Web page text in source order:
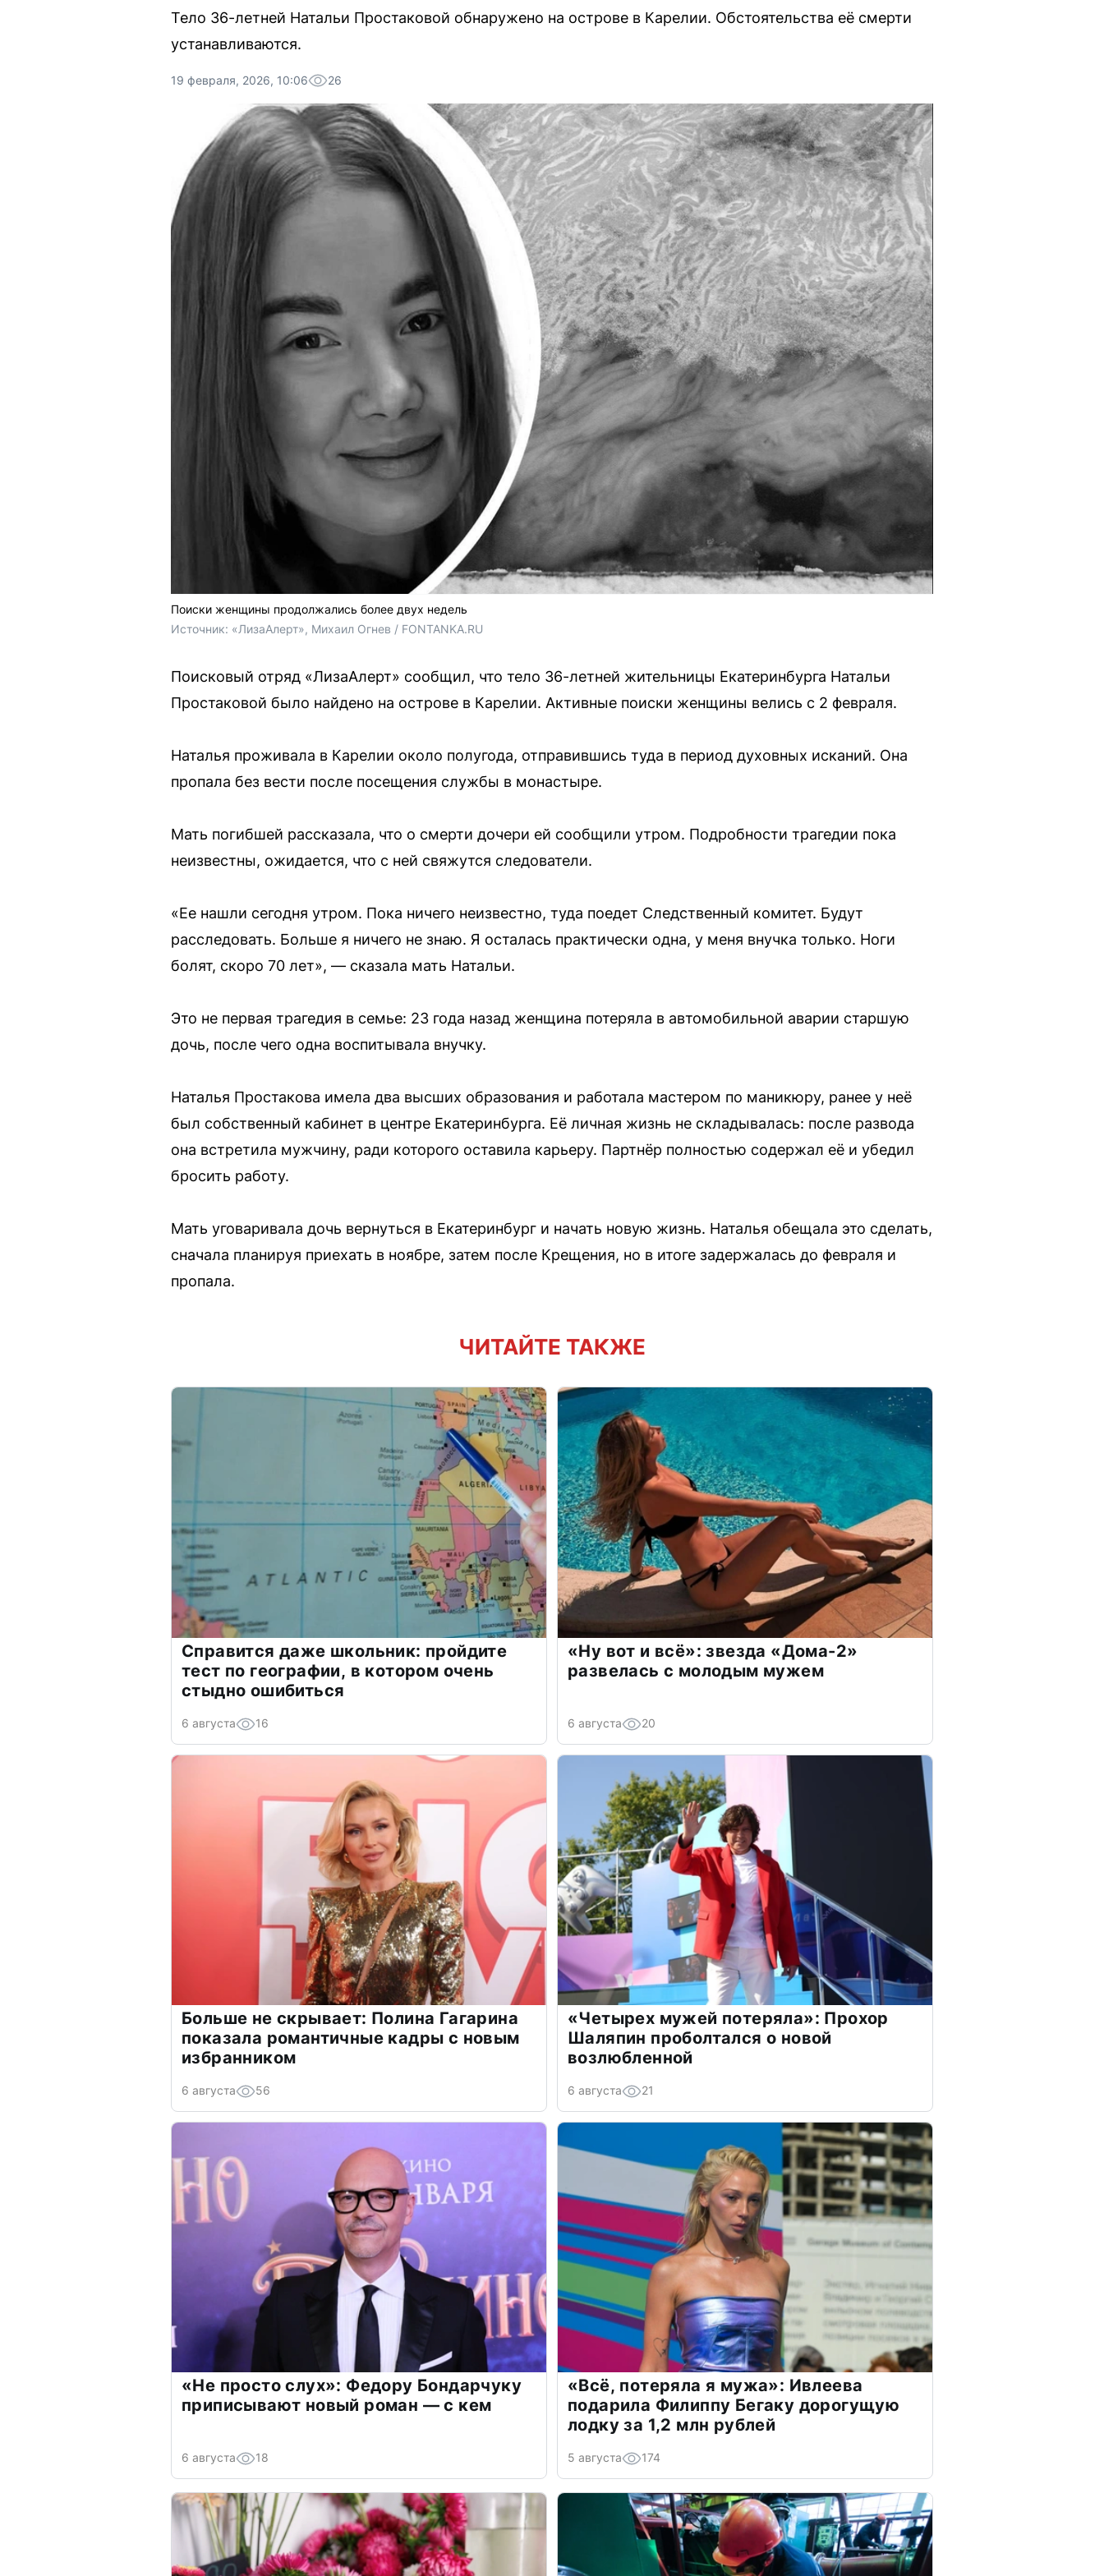
Тело 36-летней Натальи Простаковой обнаружено на острове в Карелии. Обстоятельства её смерти
устанавливаются.
19 февраля, 2026, 10:06 26
Поиски женщины продолжались более двух недель
Источник: «ЛизаАлерт», Михаил Огнев / FONTANKA.RU
Поисковый отряд «ЛизаАлерт» сообщил, что тело 36-летней жительницы Екатеринбурга Натальи
Простаковой было найдено на острове в Карелии. Активные поиски женщины велись с 2 февраля.
Наталья проживала в Карелии около полугода, отправившись туда в период духовных исканий. Она
пропала без вести после посещения службы в монастыре.
Мать погибшей рассказала, что о смерти дочери ей сообщили утром. Подробности трагедии пока
неизвестны, ожидается, что с ней свяжутся следователи.
«Ее нашли сегодня утром. Пока ничего неизвестно, туда поедет Следственный комитет. Будут
расследовать. Больше я ничего не знаю. Я осталась практически одна, у меня внучка только. Ноги
болят, скоро 70 лет», — сказала мать Натальи.
Это не первая трагедия в семье: 23 года назад женщина потеряла в автомобильной аварии старшую
дочь, после чего одна воспитывала внучку.
Наталья Простакова имела два высших образования и работала мастером по маникюру, ранее у неё
был собственный кабинет в центре Екатеринбурга. Её личная жизнь не складывалась: после развода
она встретила мужчину, ради которого оставила карьеру. Партнёр полностью содержал её и убедил
бросить работу.
Мать уговаривала дочь вернуться в Екатеринбург и начать новую жизнь. Наталья обещала это сделать,
сначала планируя приехать в ноябре, затем после Крещения, но в итоге задержалась до февраля и
пропала.
ЧИТАЙТЕ ТАКЖЕ
Справится даже школьник: пройдите
тест по географии, в котором очень
стыдно ошибиться
6 августа 16
«Ну вот и всё»: звезда «Дома-2»
развелась с молодым мужем
6 августа 20
Больше не скрывает: Полина Гагарина
показала романтичные кадры с новым
избранником
6 августа 56
«Четырех мужей потеряла»: Прохор
Шаляпин проболтался о новой
возлюбленной
6 августа 21
«Не просто слух»: Федору Бондарчуку
приписывают новый роман — с кем
6 августа 18
«Всё, потеряла я мужа»: Ивлеева
подарила Филиппу Бегаку дорогущую
лодку за 1,2 млн рублей
5 августа 174